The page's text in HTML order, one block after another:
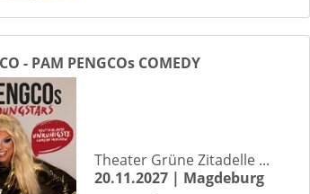
Exerzierhalle Lutherstadt Wittenberg
Exerzierhalle Wittenberg Lutherstadt Wittenberg
Magdeburg
Magdeburg
Leipzig
am Wasserturm Zörbig
Brenneckestraße
- PAM PENGCOs COMEDY
Theater Grüne Zitadelle ...
20.11.2027 | Magdeburg